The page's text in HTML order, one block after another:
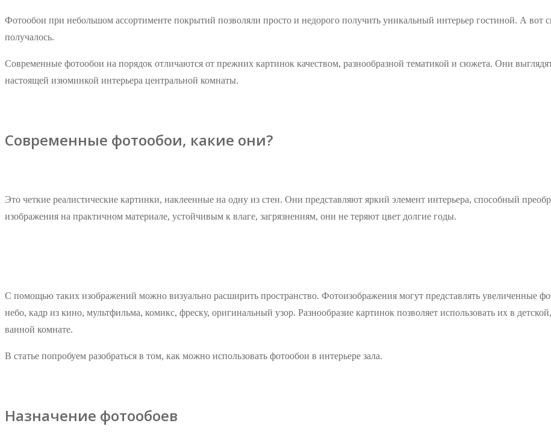
Фотообои при небольшом ассортименте покрытий позволяли просто и недорого получить уникальный интерьер гостиной. А вот
получалось.
Современные фотообои на порядок отличаются от прежних картинок качеством, разнообразной тематикой и сюжета. Они
настоящей изюминкой интерьера центральной комнаты.
Современные фотообои, какие они?
Это четкие реалистические картинки, наклеенные на одну из стен. Они представляют яркий элемент интерьера, способный
изображения на практичном материале, устойчивым к влаге, загрязнениям, они не теряют цвет долгие годы.
С помощью таких изображений можно визуально расширить пространство. Фотоизображения могут представлять увеличенные
небо, кадр из кино, мультфильма, комикс, фреску, оригинальный узор. Разнообразие картинок позволяет использовать их в
ванной комнате.
В статье попробуем разобраться в том, как можно использовать фотообои в интерьере зала.
Назначение фотообоев